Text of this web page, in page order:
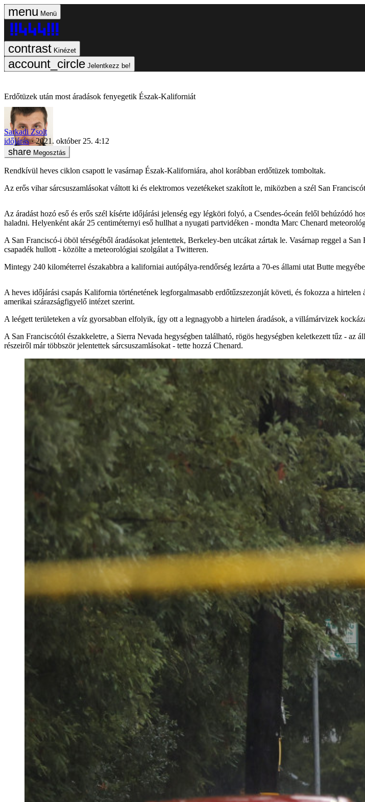
Menü
Kinézet
Jelentkezz be!
Erdőtüzek után most áradások fenyegetik Észak-Kaliforniát
Sarkadi Zsolt
időjárás
2021. október 25. 4:12
Megosztás
Rendkívül heves ciklon csapott le vasárnap Észak-Kaliforniára, ahol korábban erdőtüzek tomboltak.
Az erős vihar sárcsuszamlásokat váltott ki és elektromos vezetékeket szakított le, miközben a szél San
Az áradást hozó eső és erős szél kísérte időjárási jelenség egy légköri folyó, a Csendes-óceán felől behúzódó
haladni. Helyenként akár 25 centiméternyi eső hullhat a nyugati partvidéken - mondta Marc Chenard
A San Franciscó-i öböl térségéből áradásokat jelentettek, Berkeley-ben utcákat zártak le. Vasárnap reggel a
csapadék hullott - közölte a meteorológiai szolgálat a Twitteren.
Mintegy 240 kilométerrel északabbra a kaliforniai autópálya-rendőrség lezárta a 70-es állami utat Butte
A heves időjárási csapás Kalifornia történetének legforgalmasabb erdőtűzszezonját követi, és fokozza a
amerikai szárazságfigyelő intézet szerint.
A leégett területeken a víz gyorsabban elfolyik, így ott a legnagyobb a hirtelen áradások, a villámárvizek
A San Franciscótól északkeletre, a Sierra Nevada hegységben található, rögös hegységben keletkezett tűz -
részeiről már többször jelentettek sárcsuszamlásokat - tette hozzá Chenard.